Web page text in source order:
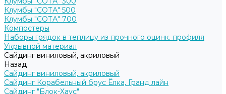
Клумбы "СОТА" 500
Клумбы "СОТА" 700
Компостеры
Наборы грядок в теплицу из прочного оцинк. профиля
Укрывной материал
Сайдинг виниловый, акриловый
Назад
Сайдинг виниловый, акриловый
Сайдинг Корабельный брус Ёлка, Гранд лайн
Сайдинг "Блок-Хаус"